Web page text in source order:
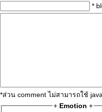
*
*ส่วน comment ไม่สามารถใช้
+ Emotion +